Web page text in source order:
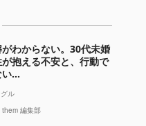
わからない。30代未婚
抱える不安と、行動で
い...
ル
編集部